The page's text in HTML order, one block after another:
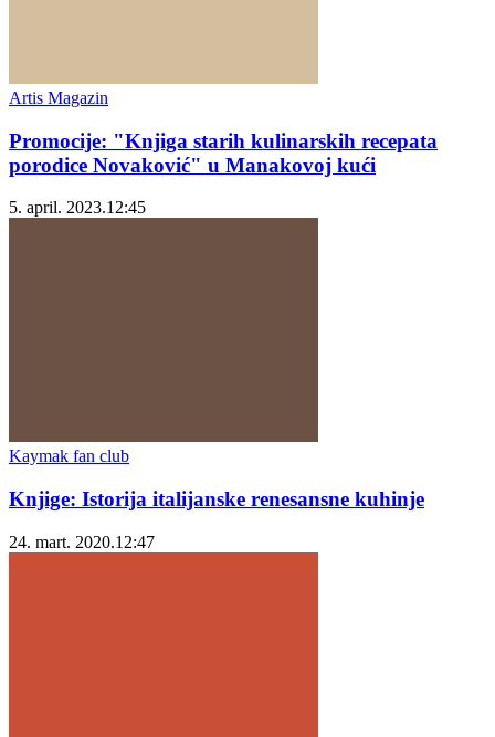
Artis Magazin
Promocije: "Knjiga starih kulinarskih recepata
porodice Novaković" u Manakovoj kući
5. april. 2023.12:45
Kaymak fan club
Knjige: Istorija italijanske renesansne kuhinje
24. mart. 2020.12:47